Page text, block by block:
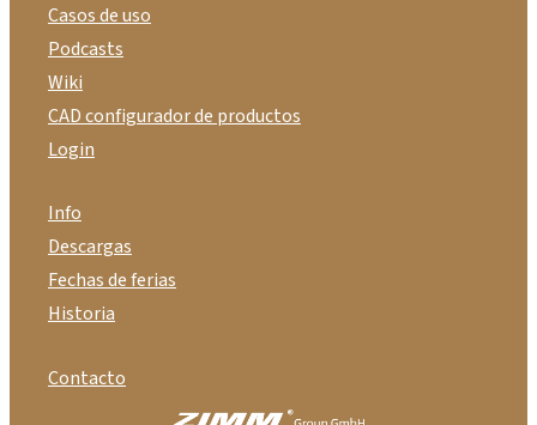
Casos de uso
Podcasts
Wiki
CAD configurador de productos
Login
Info
Descargas
Fechas de ferias
Historia
Contacto